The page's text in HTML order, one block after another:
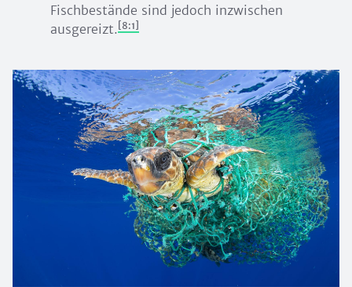
Fischbestände sind jedoch inzwischen
ausgereizt. [8:1]